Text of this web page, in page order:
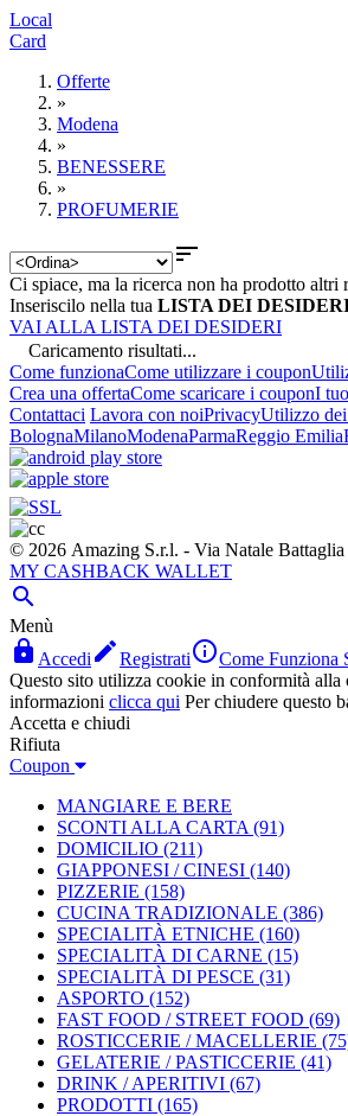
Local
Card
Offerte
»
Modena
»
BENESSERE
»
PROFUMERIE

Ci spiace, ma la ricerca non ha prodotto altri
Inseriscilo nella tua LISTA DEI
VAI ALLA LISTA DEI DESIDERI
Caricamento risultati...
Come funzionaCome utilizzare i coupon
Crea una offertaCome scaricare i couponI
Contattaci Lavora con noiPrivacyUtilizzo
BolognaMilanoModenaParmaReggio Emilia
© 2026 Amazing S.r.l. - Via Natale
MY CASHBACK WALLET

Menù
 Accedi RegistratiCome Funziona
Questo sito utilizza cookie in conformità
informazioni clicca qui Per chiudere questo
Accetta e chiudi
Rifiuta
Coupon
MANGIARE E BERE
SCONTI ALLA CARTA (91)
DOMICILIO (211)
GIAPPONESI / CINESI (140)
PIZZERIE (158)
CUCINA TRADIZIONALE (386)
SPECIALITÀ ETNICHE (160)
SPECIALITÀ DI CARNE (15)
SPECIALITÀ DI PESCE (31)
ASPORTO (152)
FAST FOOD / STREET FOOD (69)
ROSTICCERIE / MACELLERIE
GELATERIE / PASTICCERIE (41)
DRINK / APERITIVI (67)
PRODOTTI (165)